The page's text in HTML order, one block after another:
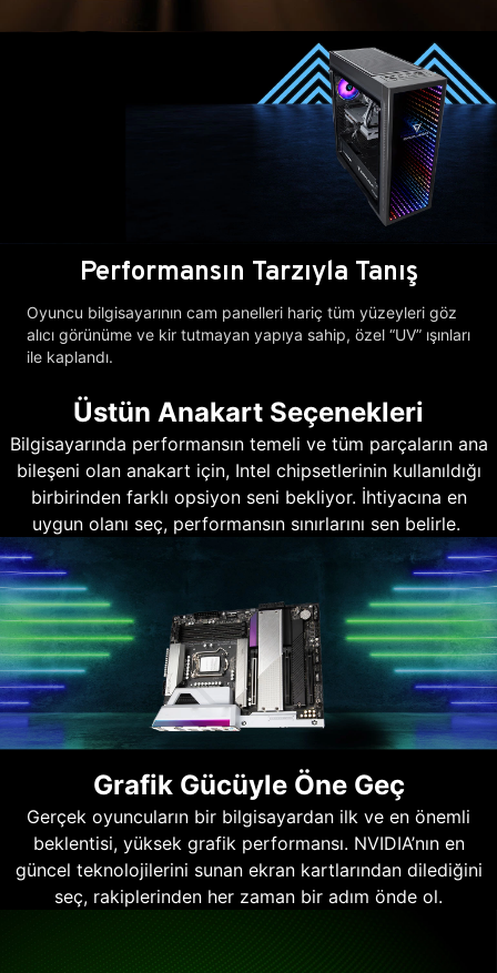
Performansın Tarzıyla Tanış
Oyuncu bilgisayarının cam panelleri hariç tüm yüzeyleri göz
alıcı görünüme ve kir tutmayan yapıya sahip, özel “UV” ışınları
ile kaplandı.
Üstün Anakart Seçenekleri
Bilgisayarında performansın temeli ve tüm parçaların ana
bileşeni olan anakart için, Intel chipsetlerinin kullanıldığı
birbirinden farklı opsiyon seni bekliyor. İhtiyacına en
uygun olanı seç, performansın sınırlarını sen belirle.
Grafik Gücüyle Öne Geç
Gerçek oyuncuların bir bilgisayardan ilk ve en önemli
beklentisi, yüksek grafik performansı. NVIDIA’nın en
güncel teknolojilerini sunan ekran kartlarından dilediğini
seç, rakiplerinden her zaman bir adım önde ol.